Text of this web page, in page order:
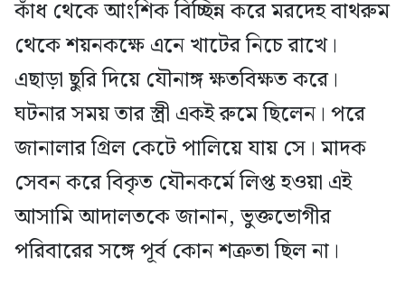
কাঁধ থেকে আংশিক বিচ্ছিন্ন করে মরদেহ বাথরুম
থেকে শয়নকক্ষে এনে খাটের নিচে রাখে।
এছাড়া ছুরি দিয়ে যৌনাঙ্গ ক্ষতবিক্ষত করে।
ঘটনার সময় তার স্ত্রী একই রুমে ছিলেন। পরে
জানালার গ্রিল কেটে পালিয়ে যায় সে। মাদক
সেবন করে বিকৃত যৌনকর্মে লিপ্ত হওয়া এই
আসামি আদালতকে জানান, ভুক্তভোগীর
পরিবারের সঙ্গে পূর্ব কোন শত্রুতা ছিল না।